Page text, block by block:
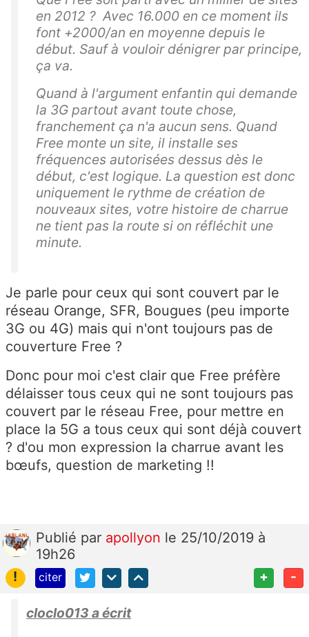
en 2012 ? Avec 16.000 en ce moment ils
font +2000/an en moyenne depuis le
début. Sauf à vouloir dénigrer par principe,
ça va.
Quand à l'argument enfantin qui demande
la 3G partout avant toute chose,
franchement ça n'a aucun sens. Quand
Free monte un site, il installe ses
fréquences autorisées dessus dès le
début, c'est logique. La question est donc
uniquement le rythme de création de
nouveaux sites, votre histoire de charrue
ne tient pas la route si on réfléchit une
minute.
Je parle pour ceux qui sont couvert par le
réseau Orange, SFR, Bougues (peu importe
3G ou 4G) mais qui n'ont toujours pas de
couverture Free ?
Donc pour moi c'est clair que Free préfère
délaisser tous ceux qui ne sont toujours pas
couvert par le réseau Free, pour mettre en
place la 5G a tous ceux qui sont déjà couvert
? d'ou mon expression la charrue avant les
bœufs, question de marketing !!
Publié par apollyon le 25/10/2019 à
19h26
!
citer + -
cloclo013 a écrit